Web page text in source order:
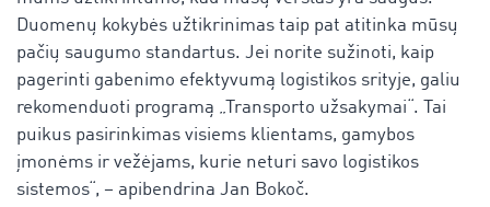
Duomenų kokybės užtikrinimas taip pat atitinka mūsų
pačių saugumo standartus. Jei norite sužinoti, kaip
pagerinti gabenimo efektyvumą logistikos srityje, galiu
rekomenduoti programą „Transporto užsakymai“. Tai
puikus pasirinkimas visiems klientams, gamybos
įmonėms ir vežėjams, kurie neturi savo logistikos
sistemos“, – apibendrina Jan Bokoč.